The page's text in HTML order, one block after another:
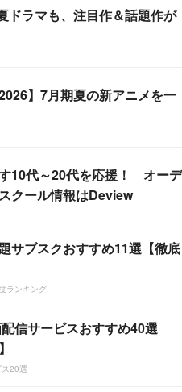
ドラマも、注目作＆話題作が
】7月期夏の新アニメを一
10代～20代を応援！ オーデ
クール情報はDeview
サブスクおすすめ11選【徹底
ランキング
信サービスおすすめ40選
20選